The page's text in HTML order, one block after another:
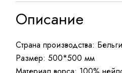
Описание
Страна производства:
Размер: 500*500 мм